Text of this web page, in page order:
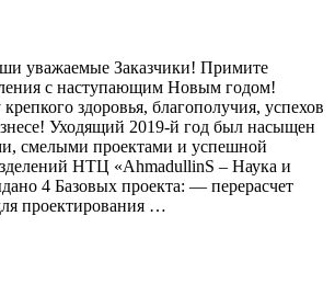
уважаемые Заказчики! Примите
с наступающим Новым годом!
здоровья, благополучия, успехов
Уходящий 2019-й год был насыщен
смелыми проектами и успешной
НТЦ «AhmadullinS – Наука и
4 Базовых проекта: — перерасчет
проектирования …